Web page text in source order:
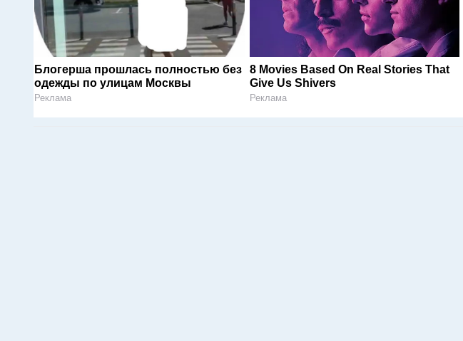
Блогерша прошлась полностью без
одежды по улицам Москвы
Реклама
8 Movies Based On Real Stories That
Give Us Shivers
Реклама